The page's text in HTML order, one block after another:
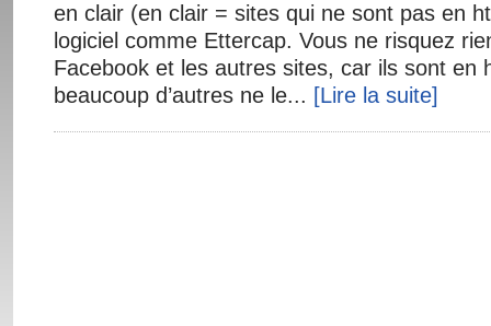
en clair (en clair = sites qui ne sont pas en
logiciel comme Ettercap. Vous ne risquez
Facebook et les autres sites, car ils sont en
beaucoup d’autres ne le... [Lire la suite]